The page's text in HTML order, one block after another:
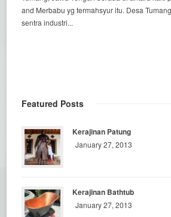
and Merbabu yg termahsyur itu. Desa
sentra industri...
Featured Posts
Kerajinan Patung
January 27, 2013
Kerajinan Bathtub
January 27, 2013